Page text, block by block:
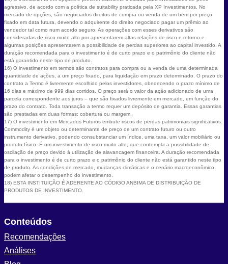
agressivo, de acordo com a política de suitability praticada pela XP Investimentos. No
mercado de opções, são negociados direitos de compra ou venda de um bem por preço
fixado em data futura, devendo o adquirente do direito negociado pagar um prêmio ao
vendedor tal como num acordo seguro. As operações com esses derivativos são
consideradas de risco muito alto por apresentarem altas relações de risco e retorno e
algumas posições apresentarem a possibilidade de perdas superiores ao capital investido. A
duração recomendada para o investimento é de curto prazo e o patrimônio do cliente não
está garantido neste tipo de produto.
16) O investimento em termos são contratos para compra ou a venda de uma determinada
quantidade de ações, a um preço fixado, para liquidação em prazo determinado. O prazo do
contrato a Termo é livremente escolhido pelos investidores, obedecendo o prazo mínimo de
16 dias e máximo de 999 dias corridos. O preço será o valor da ação adicionado de uma
parcela correspondente aos juros – que são fixados livremente em mercado, em função do
prazo do contrato. Toda transação a termo requer um depósito de garantia. Essas garantias
são prestadas em duas formas: cobertura ou margem.
17) O investimento em Mercados Futuros embute riscos de perdas patrimoniais significativos.
Commodity é um objeto ou determinante de preço de um contrato futuro ou outro
instrumento derivativo, podendo consubstanciar um índice, uma taxa, um valor mobiliário ou
produto físico. É um investimento de risco muito alto, que contempla a possibilidade de
oscilação de preço devido à utilização de alavancagem financeira. A duração recomendada
para o investimento é de curto prazo e o patrimônio do cliente não está garantido neste tipo
de produto. As condições de mercado, mudanças climáticas e o cenário macroeconômico
podem afetar o desempenho do investimento.
18) ESTA INSTITUIÇÃO É ADERENTE AO CÓDIGO ANBIMA DE DISTRIBUIÇÃO DE
PRODUTOS DE INVESTIMENTO.
Conteúdos
Recomendações
Análises